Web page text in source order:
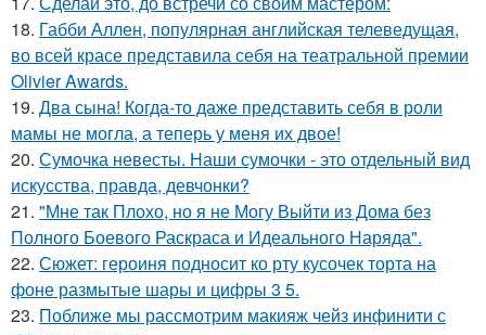
18. Габби Аллен, популярная английская телеведущая,
во всей красе представила себя на театральной премии
Olivier Awards.
19. Два сына! Когда-то даже представить себя в роли
мамы не могла, а теперь у меня их двое!
20. Сумочка невесты. Наши сумочки - это отдельный вид
искусства, правда, девчонки?
21. "Мне так Плохо, но я не Могу Выйти из Дома без
Полного Боевого Раскраса и Идеального Наряда".
22. Сюжет: героиня подносит ко рту кусочек торта на
фоне размытые шары и цифры 3 5.
23. Поближе мы рассмотрим макияж чейз инфинити с